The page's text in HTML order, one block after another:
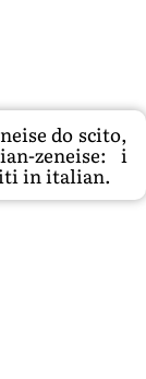
do scito,
zeneise: i
in italian.